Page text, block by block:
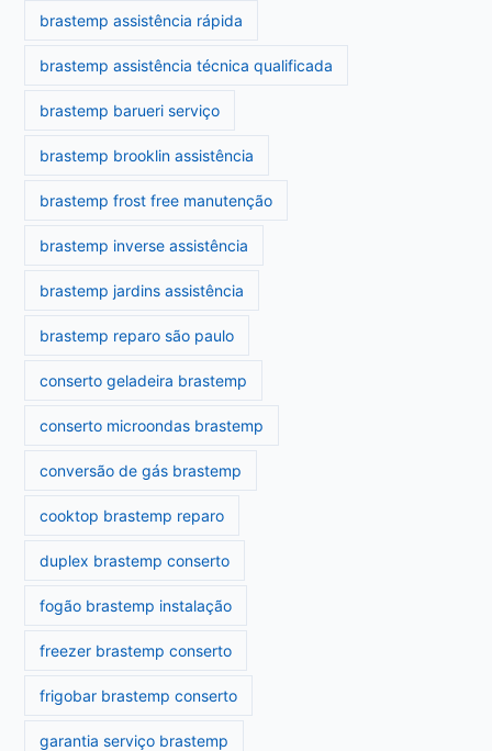
brastemp assistência rápida
brastemp assistência técnica qualificada
brastemp barueri serviço
brastemp brooklin assistência
brastemp frost free manutenção
brastemp inverse assistência
brastemp jardins assistência
brastemp reparo são paulo
conserto geladeira brastemp
conserto microondas brastemp
conversão de gás brastemp
cooktop brastemp reparo
duplex brastemp conserto
fogão brastemp instalação
freezer brastemp conserto
frigobar brastemp conserto
garantia serviço brastemp